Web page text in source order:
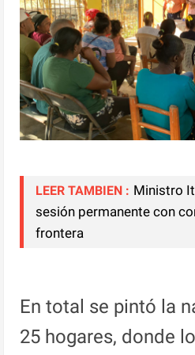
LEER TAMBIEN : Ministro
sesión permanente con
frontera
En total se pintó la
25 hogares, donde